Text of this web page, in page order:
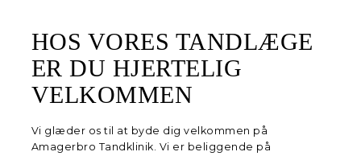
HOS VORES TANDLÆGE
ER DU HJERTELIG
VELKOMMEN
Vi glæder os til at byde dig velkommen på
Amagerbro Tandklinik. Vi er beliggende på